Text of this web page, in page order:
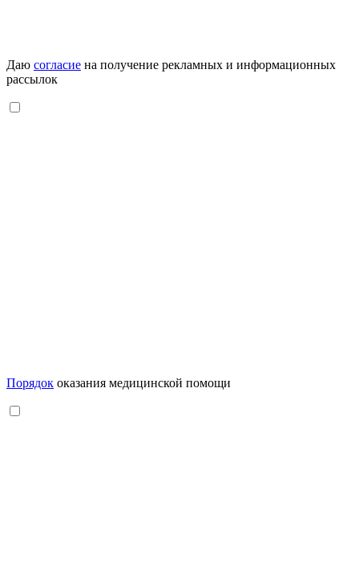
Даю согласие на получение рекламных и информационных
рассылок
Порядок оказания медицинской помощи